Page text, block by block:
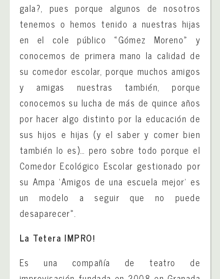
gala?, pues porque algunos de nosotros
tenemos o hemos tenido a nuestras hijas
en el cole público «Gómez Moreno» y
conocemos de primera mano la calidad de
su comedor escolar, porque muchos amigos
y amigas nuestras también, porque
conocemos su lucha de más de quince años
por hacer algo distinto por la educación de
sus hijos e hijas (y el saber y comer bien
también lo es)… pero sobre todo porque el
Comedor Ecológico Escolar gestionado por
su Ampa ‘Amigos de una escuela mejor’ es
un modelo a seguir que no puede
desaparecer».
La Tetera IMPRO!
Es una compañía de teatro de